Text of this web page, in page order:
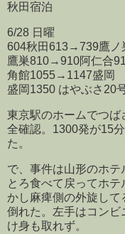
秋田宿泊
6/28 日曜
604秋田613→739鷹ノ
鷹巣810→910阿仁合
角館1055→1147盛岡
盛岡1350 はやぶさ20
東京駅のホームでつ
全確認。1300発が15
た。
で、事件は山形のホ
とろ食べて戻ってホ
かし麻痺側の外旋して
倒れた。左手はコン
け身も取れず。